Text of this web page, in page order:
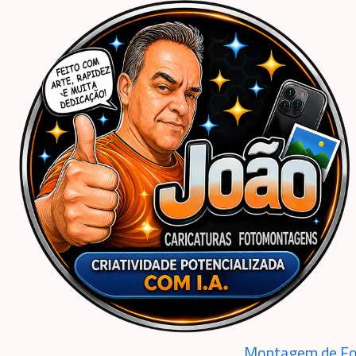
Caricaturas Personalizadas | João Caricaturas Ilustrações Personalizadas
Montagem Primeira Comunhão, Eucaristia, Deus, foto, menina, filho, Cristo